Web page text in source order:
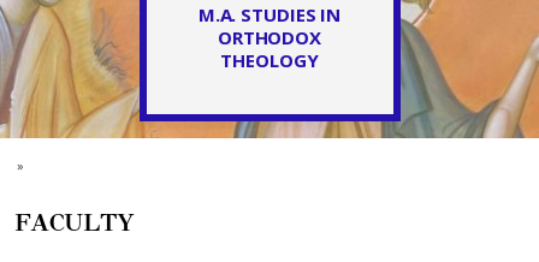
M.A. STUDIES IN
ORTHODOX
THEOLOGY
»
FACULTY